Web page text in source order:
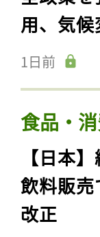
用、気
1日前
食品・
【日本
飲料販
改正